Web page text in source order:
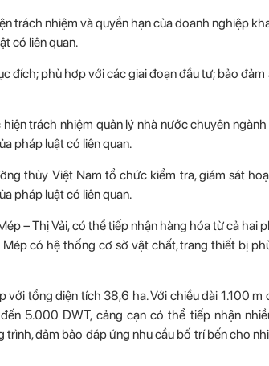
trách nhiệm và quyền hạn của doanh nghiệp
có liên quan.
đích; phù hợp với các giai đoạn đầu tư; bảo đảm
trách nhiệm quản lý nhà nước chuyên
pháp luật có liên quan.
thủy Việt Nam tổ chức kiểm tra, giám sát
pháp luật có liên quan.
– Thị Vải, có thể tiếp nhận hàng hóa từ cả
có hệ thống cơ sở vật chất, trang thiết bị
tổng diện tích 38,6 ha. Với chiều dài 1.100
5.000 DWT, cảng cạn có thể tiếp nhận
trình, đảm bảo đáp ứng nhu cầu bố trí bến cho